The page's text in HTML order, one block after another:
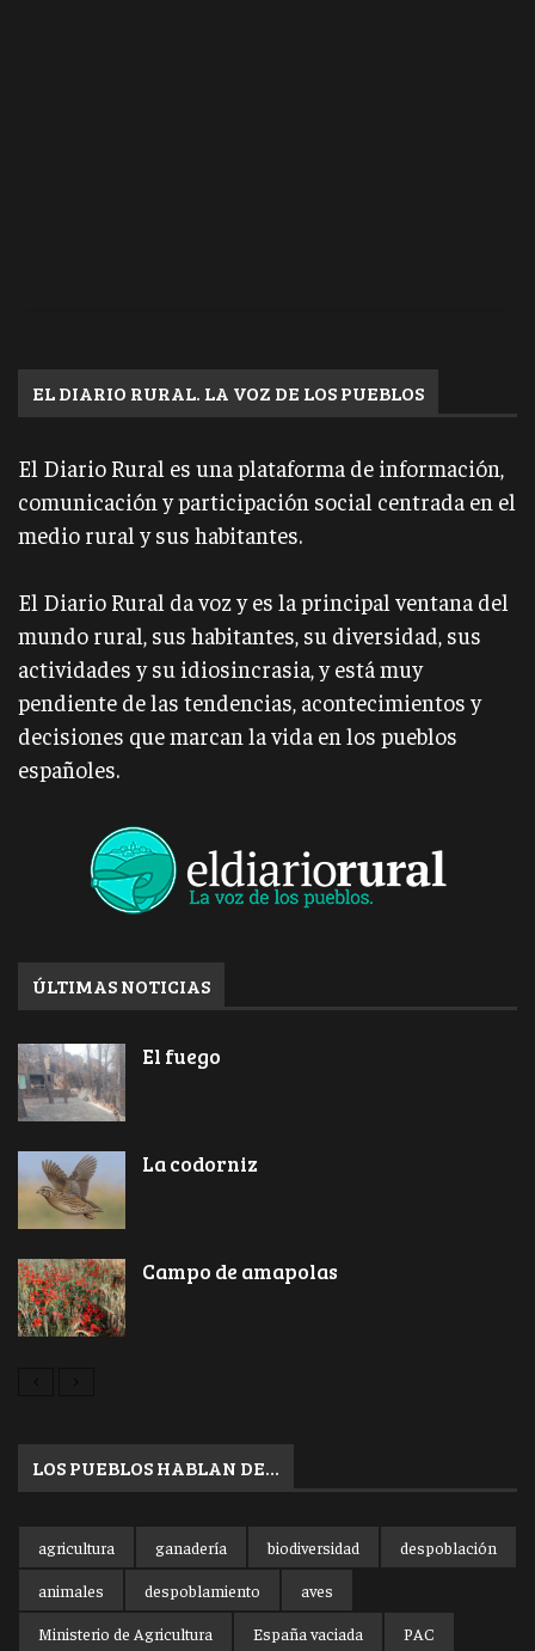
EL DIARIO RURAL. LA VOZ DE LOS PUEBLOS
El Diario Rural es una plataforma de información,
comunicación y participación social centrada en el
medio rural y sus habitantes.
El Diario Rural da voz y es la principal ventana del
mundo rural, sus habitantes, su diversidad, sus
actividades y su idiosincrasia, y está muy
pendiente de las tendencias, acontecimientos y
decisiones que marcan la vida en los pueblos
españoles.
ÚLTIMAS NOTICIAS
El fuego
La codorniz
Campo de amapolas
LOS PUEBLOS HABLAN DE…
agricultura ganadería biodiversidad
despoblación
animales
despoblamiento
aves
Ministerio de Agricultura
España vaciada PAC